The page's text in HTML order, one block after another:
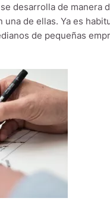
desarrolla de
una de ellas. Ya es
de pequeñas
Creación